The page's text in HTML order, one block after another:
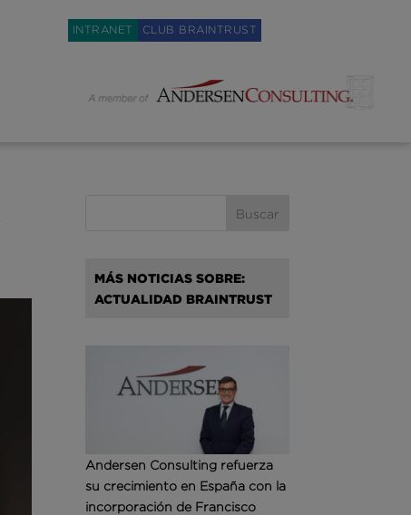
INTRANET CLUB BRAINTRUST
MÁS NOTICIAS SOBRE:
ACTUALIDAD BRAINTRUST
Andersen Consulting refuerza
su crecimiento en España con la
incorporación de Francisco